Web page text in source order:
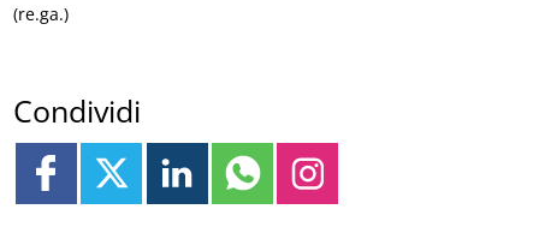
(re.ga.)
Condividi